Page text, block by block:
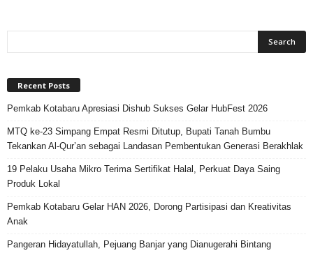
Recent Posts
Pemkab Kotabaru Apresiasi Dishub Sukses Gelar HubFest 2026
MTQ ke-23 Simpang Empat Resmi Ditutup, Bupati Tanah Bumbu
Tekankan Al-Qur’an sebagai Landasan Pembentukan Generasi Berakhlak
19 Pelaku Usaha Mikro Terima Sertifikat Halal, Perkuat Daya Saing
Produk Lokal
Pemkab Kotabaru Gelar HAN 2026, Dorong Partisipasi dan Kreativitas
Anak
Pangeran Hidayatullah, Pejuang Banjar yang Dianugerahi Bintang